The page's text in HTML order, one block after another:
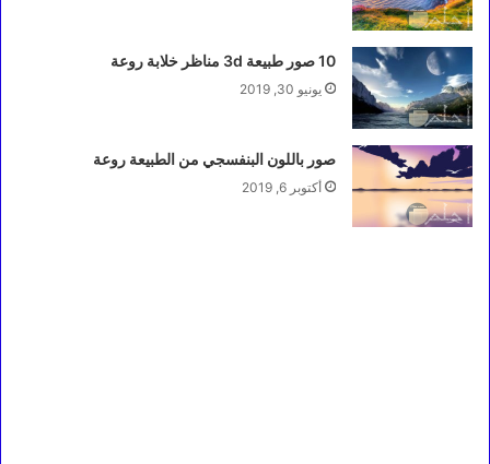
10 صور طبيعة 3d مناظر خلابة روعة
يونيو 30, 2019
صور باللون البنفسجي من الطبيعة روعة
أكتوبر 6, 2019